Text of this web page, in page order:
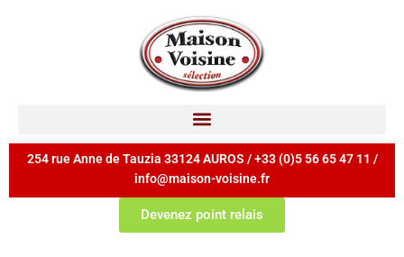
254 rue Anne de Tauzia 33124 AUROS / +33 (0)5 56 65 47 11 /
info@maison-voisine.fr
Devenez point relais